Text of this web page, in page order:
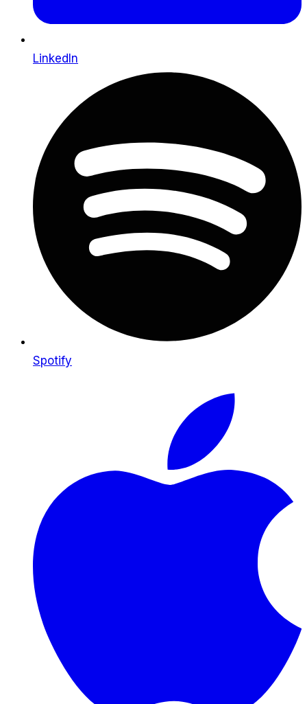
LinkedIn
Spotify